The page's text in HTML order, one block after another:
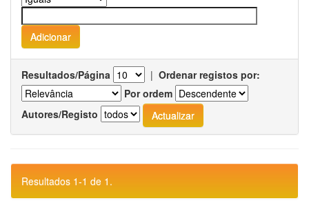
Resultados/Página | Ordenar registos por:
Por ordem
Autores/Registo
Resultados 1-1 de 1.